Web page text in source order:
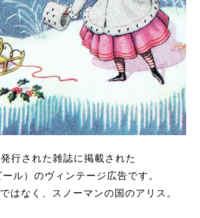
行された雑誌に掲載された
ル）のヴィンテージ広告です。
はなく、スノーマンの国のアリス。